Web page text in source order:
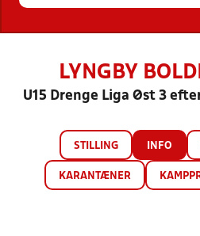
LYNGBY
U15 Drenge Liga Øst 3
STILLING INFO
KARANTÆNER